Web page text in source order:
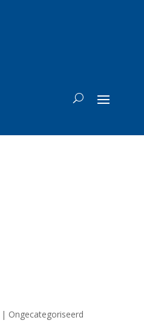
| Ongecategoriseerd